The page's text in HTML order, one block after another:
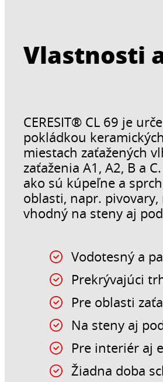
Vlastnosti
CERESIT® CL 69 je
pokládkou
miestach zaťažených
zaťaženia A1, A2, B a
ako sú kúpeľne a
oblasti, napr.
vhodný na steny aj
Vodotesný a
Prekrývajúci
Pre oblasti
Na steny aj
Pre interiér aj
Žiadna doba